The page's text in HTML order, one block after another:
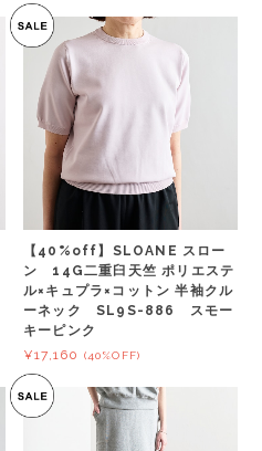
【40%off】SLOANE スロー
ン 14G二重臼天竺 ポリエステ
ル×キュプラ×コットン 半袖クル
ーネック SL9S-886 スモー
キーピンク
¥17,160
(40%OFF)